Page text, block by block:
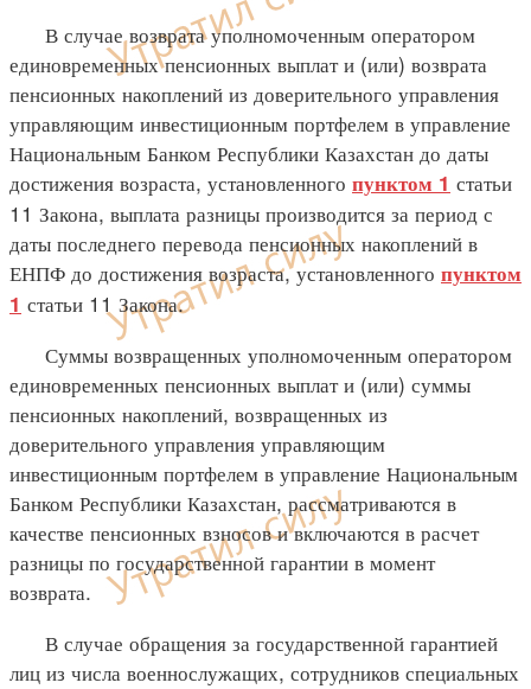
В случае возврата уполномоченным оператором
единовременных пенсионных выплат и (или) возврата
пенсионных накоплений из доверительного управления
управляющим инвестиционным портфелем в управление
Национальным Банком Республики Казахстан до даты
достижения возраста, установленного пунктом 1 статьи
11 Закона, выплата разницы производится за период с
даты последнего перевода пенсионных накоплений в
ЕНПФ до достижения возраста, установленного пунктом
1 статьи 11 Закона.
Суммы возвращенных уполномоченным оператором
единовременных пенсионных выплат и (или) суммы
пенсионных накоплений, возвращенных из
доверительного управления управляющим
инвестиционным портфелем в управление Национальным
Банком Республики Казахстан, рассматриваются в
качестве пенсионных взносов и включаются в расчет
разницы по государственной гарантии в момент
возврата.
В случае обращения за государственной гарантией
лиц из числа военнослужащих, сотрудников специальных